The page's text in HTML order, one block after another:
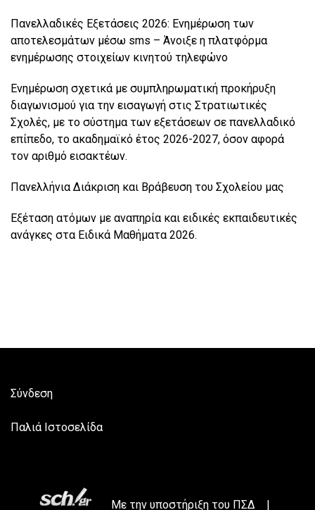
Πανελλαδικές Εξετάσεις 2026: Ενημέρωση των
αποτελεσμάτων μέσω sms – Άνοιξε η πλατφόρμα
ενημέρωσης στοιχείων κινητού τηλεφώνο
Ενημέρωση σχετικά με συμπληρωματική προκήρυξη
διαγωνισμού για την εισαγωγή στις Στρατιωτικές
Σχολές, με το σύστημα των εξετάσεων σε πανελλαδικό
επίπεδο, το ακαδημαϊκό έτος 2026-2027, όσον αφορά
τον αριθμό εισακτέων.
Πανελλήνια Διάκριση και Βράβευση του Σχολείου μας
Εξέταση ατόμων με αναπηρία και ειδικές εκπαιδευτικές
ανάγκες στα Ειδικά Μαθήματα 2026.
Σύνδεση
Παλιά Ιστοσελίδα
Με την υποστήριξη του ΠΣΔ |